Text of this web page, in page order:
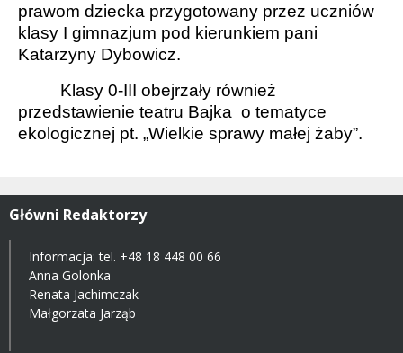
prawom dziecka przygotowany przez uczniów
klasy I gimnazjum pod kierunkiem pani
Katarzyny Dybowicz.
Klasy 0-III obejrzały również
przedstawienie teatru Bajka o tematyce
ekologicznej pt. „Wielkie sprawy małej żaby”.
Główni Redaktorzy
Informacja: tel. +48 18 448 00 66
Anna Golonka
Renata Jachimczak
Małgorzata Jarząb